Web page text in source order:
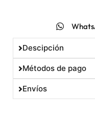
Descipción
Métodos de pago
Envíos